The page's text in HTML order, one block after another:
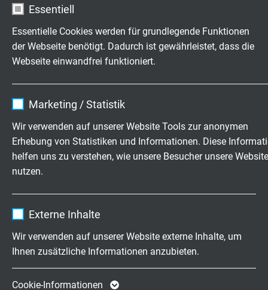
Essentiell
Essentielle Cookies werden für grundlegende Funktionen
der Webseite benötigt. Dadurch ist gewährleistet, dass die
Webseite einwandfrei funktioniert.
Laufzeit 1 Jahr
Marketing / Statistik
Wir verwenden auf unserer Website Tools zur anonymen
Erhebung von Statistiken und Informationen. Diese
helfen uns zu verstehen, wie unsere Besucher unsere Website
nutzen.
Laufzeit 2 Jahre
Cookie von Google für Website-Analysen.
Externe Inhalte
Wir verwenden auf unserer Website externe Inhalte, um
Ihnen zusätzliche Informationen anzubieten.
Cookie-Informationen
Artikel anfragen
L38370434 4 x AWG 34/7 6 kg/km
Artikel anfragen
L38370634 6 x AWG 34/7 8,1 kg/km
L38370834 8 x AWG 34/7 10,2 kg/km
Artikel anfragen
L38370232
Artikel anfragen
L38370432 4 x AWG 32/7 6,5 kg/km
Artikel anfragen